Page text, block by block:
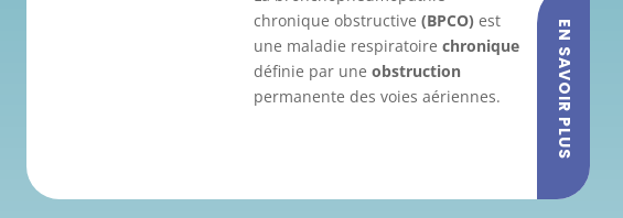
chronique obstructive (BPCO) est
une maladie respiratoire chronique
définie par une obstruction
permanente des voies aériennes.
EN SAVOIR PLUS